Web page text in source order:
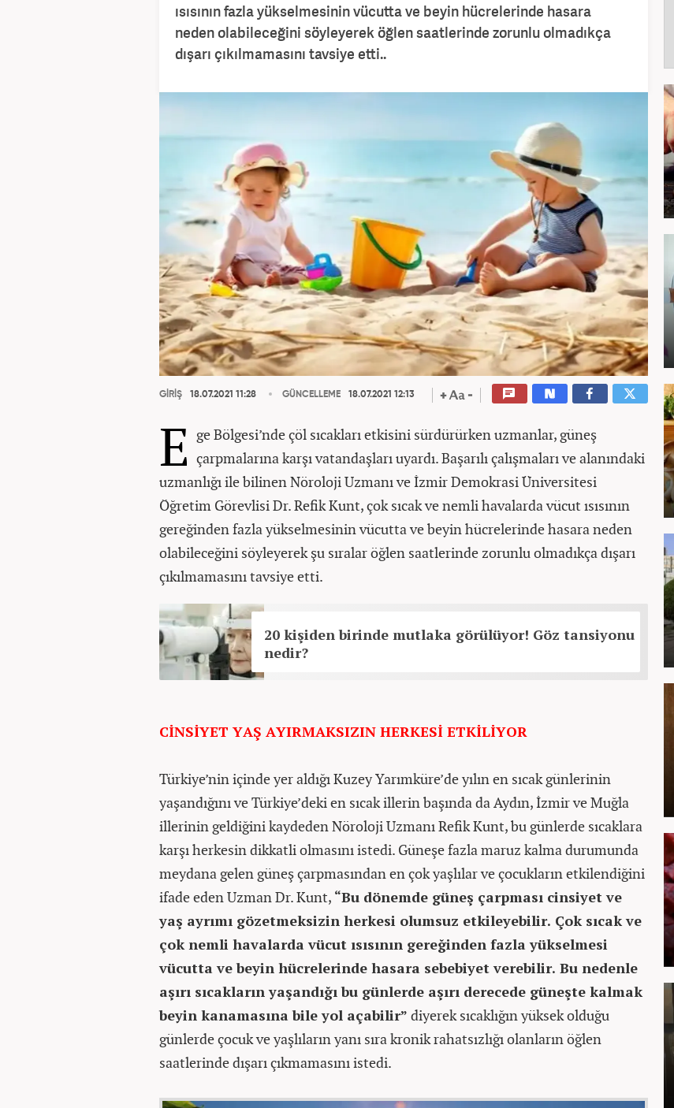
ısısının fazla yükselmesinin vücutta ve beyin hücrelerinde hasara
neden olabileceğini söyleyerek öğlen saatlerinde zorunlu olmadıkça
dışarı çıkılmamasını tavsiye etti..
GİRİŞ 18.07.2021 11:28 GÜNCELLEME 18.07.2021 12:13
E ge Bölgesi’nde çöl sıcakları etkisini sürdürürken uzmanlar, güneş
çarpmalarına karşı vatandaşları uyardı. Başarılı çalışmaları ve alanındaki
uzmanlığı ile bilinen Nöroloji Uzmanı ve İzmir Demokrasi Üniversitesi
Öğretim Görevlisi Dr. Refik Kunt, çok sıcak ve nemli havalarda vücut ısısının
gereğinden fazla yükselmesinin vücutta ve beyin hücrelerinde hasara neden
olabileceğini söyleyerek şu sıralar öğlen saatlerinde zorunlu olmadıkça dışarı
çıkılmamasını tavsiye etti.
20 kişiden birinde mutlaka görülüyor! Göz tansiyonu
nedir?
CİNSİYET YAŞ AYIRMAKSIZIN HERKESİ ETKİLİYOR
Türkiye’nin içinde yer aldığı Kuzey Yarımküre’de yılın en sıcak günlerinin
yaşandığını ve Türkiye’deki en sıcak illerin başında da Aydın, İzmir ve Muğla
illerinin geldiğini kaydeden Nöroloji Uzmanı Refik Kunt, bu günlerde sıcaklara
karşı herkesin dikkatli olmasını istedi. Güneşe fazla maruz kalma durumunda
meydana gelen güneş çarpmasından en çok yaşlılar ve çocukların etkilendiğini
ifade eden Uzman Dr. Kunt, “Bu dönemde güneş çarpması cinsiyet ve
yaş ayrımı gözetmeksizin herkesi olumsuz etkileyebilir. Çok sıcak ve
çok nemli havalarda vücut ısısının gereğinden fazla yükselmesi
vücutta ve beyin hücrelerinde hasara sebebiyet verebilir. Bu nedenle
aşırı sıcakların yaşandığı bu günlerde aşırı derecede güneşte kalmak
beyin kanamasına bile yol açabilir” diyerek sıcaklığın yüksek olduğu
günlerde çocuk ve yaşlıların yanı sıra kronik rahatsızlığı olanların öğlen
saatlerinde dışarı çıkmamasını istedi.